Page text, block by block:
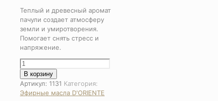
Теплый и древесный аромат
пачули создает атмосферу
земли и умиротворения.
Помогает снять стресс и
напряжение.
Количество
товара
Эфирное
масло
В корзину
Артикул: 1131 Категория:
Эфирные масла D'ORIENTE